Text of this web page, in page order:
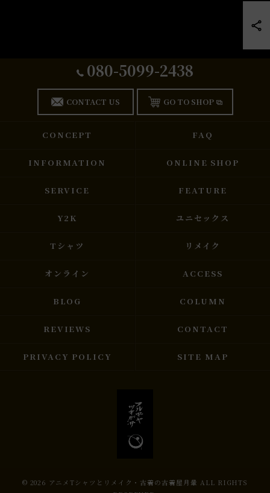
080-5099-2438
CONTACT US GO TO SHOP
CONCEPT FAQ
INFORMATION ONLINE SHOP
SERVICE FEATURE
Y2K ユニセックス
Tシャツ リメイク
オンライン ACCESS
BLOG COLUMN
REVIEWS CONTACT
PRIVACY POLICY SITE MAP
© 2026 アニメTシャツとリメイク・古着の古着屋月暈 ALL RIGHTS